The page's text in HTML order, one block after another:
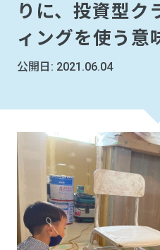
りに、投資型ク
ィングを使う意
公開日: 2021.06.04